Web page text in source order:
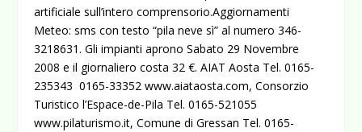
artificiale sull’intero comprensorio.Aggiornamenti
Meteo: sms con testo “pila neve sì” al numero 346-
3218631. Gli impianti aprono Sabato 29 Novembre
2008 e il giornaliero costa 32 €. AIAT Aosta Tel. 0165-
235343 0165-33352www.aiataosta.com, Consorzio
Turistico l’Espace-de-Pila Tel. 0165-521055
www.pilaturismo.it, Comune di Gressan Tel. 0165-